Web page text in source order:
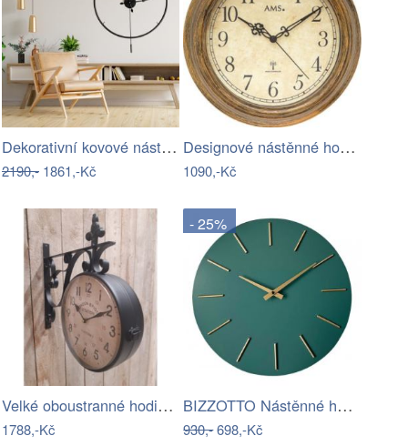
Dekorativní kovové nástěnné hodiny…
2190,- 1861,-Kč
Designové nástěnné hodiny 5575 AMS…
1090,-Kč
Velké oboustranné hodiny do prostoru
1788,-Kč
- 25%
BIZZOTTO Nástěnné hodiny TIMELINE…
930,-698,-Kč